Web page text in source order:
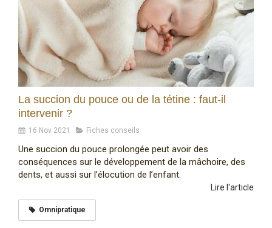
La succion du pouce ou de la tétine : faut-il
intervenir ?
16 Nov 2021 Fiches conseils
Une succion du pouce prolongée peut avoir des
conséquences sur le développement de la mâchoire, des
dents, et aussi sur l’élocution de l’enfant.
Lire l'article
Omnipratique